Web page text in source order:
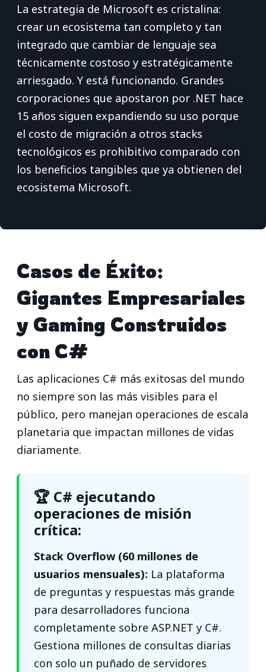
La estrategia de Microsoft es cristalina:
crear un ecosistema tan completo y tan
integrado que cambiar de lenguaje sea
técnicamente costoso y estratégicamente
arriesgado. Y está funcionando. Grandes
corporaciones que apostaron por .NET hace
15 años siguen expandiendo su uso porque
el costo de migración a otros stacks
tecnológicos es prohibitivo comparado con
los beneficios tangibles que ya obtienen del
ecosistema Microsoft.
Casos de Éxito:
Gigantes Empresariales
y Gaming Construidos
con C#
Las aplicaciones C# más exitosas del mundo
no siempre son las más visibles para el
público, pero manejan operaciones de escala
planetaria que impactan millones de vidas
diariamente.
🏆 C# ejecutando
operaciones de misión
crítica:
Stack Overflow (60 millones de
usuarios mensuales): La plataforma
de preguntas y respuestas más grande
para desarrolladores funciona
completamente sobre ASP.NET y C#.
Gestiona millones de consultas diarias
con solo un puñado de servidores